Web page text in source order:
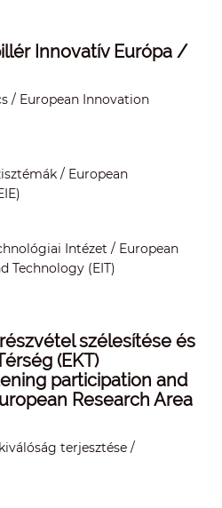
Innovatív Európa /
/ European Innovation
/ European
Intézet / European
Technology (EIT)
szélesítése és
(EKT)
participation and
Research Area
terjesztése /